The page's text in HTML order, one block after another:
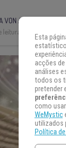
VON AH
leitura:
Esta
acções
análises
todos os
pretender
como
WeMystic
utilizados
Política